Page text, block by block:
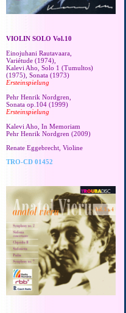
VIOLIN SOLO Vol.10
Einojuhani Rautavaara,
Variétude (1974),
Kalevi Aho, Solo 1 (Tumultos)
(1975), Sonata (1973)
Ersteinspielung
Pehr Henrik Nordgren,
Sonata op.104 (1999)
Ersteinspielung
Kalevi Aho, In Memoriam
Pehr Henrik Nordgren (2009)
Renate Eggebrecht, Violine
TRO-CD 01452